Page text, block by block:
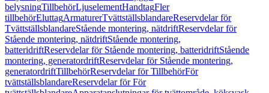
belysningTillbehörLjuselementHandtagFler
tillbehörEluttagArmaturerTvättställsblandareReservdelar för
TvättställsblandareStående montering, nätdriftReservdelar för
Stående montering, nätdriftStående montering,
batteridriftReservdelar för Stående montering, batteridriftStående
montering, generatordriftReservdelar för Stående montering,
generatordriftTillbehörReservdelar för TillbehörFör
tvättställsblandareReservdelar för För